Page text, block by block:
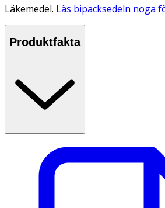
Läkemedel. Läs bipacksedeln noga
Produktfakta